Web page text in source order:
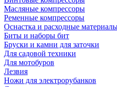
Масляные компрессоры
Ременные компрессоры
Оснастка и расходные
Биты и наборы бит
Бруски и камни для заточки
Для садовой техники
Для мотобуров
Лезвия
Ножи для электрорубанков